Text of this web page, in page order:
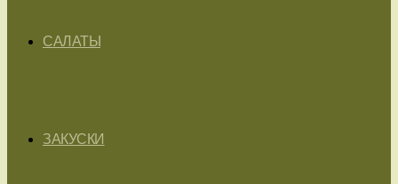
САЛАТЫ
ЗАКУСКИ